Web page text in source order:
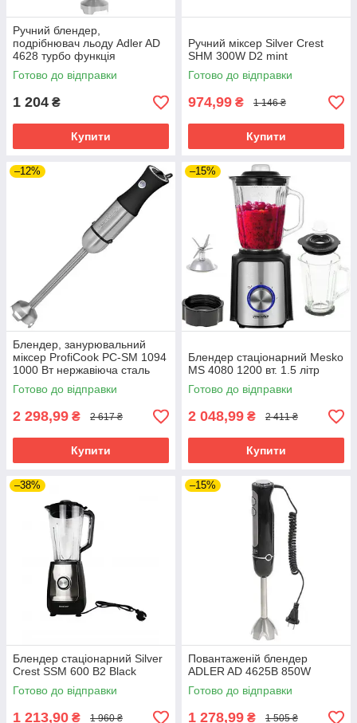
Ручний блендер,
подрібнювач льоду Adler AD
4628 турбо функція
нержавіюча сталь та
потужний двигун
Готово до відправки
1 204 ₴
Купити
Ручний міксер Silver Crest
SHM 300W D2 mint
Готово до відправки
974,99 ₴ 1 146 ₴
Купити
–12%
Блендер, занурювальний
міксер ProfiCook PC-SM 1094
1000 Вт нержавіюча сталь
Готово до відправки
2 298,99 ₴ 2 617 ₴
Купити
–15%
Блендер стаціонарний Mesko
MS 4080 1200 вт. 1.5 літр
Готово до відправки
2 048,99 ₴ 2 411 ₴
Купити
–38%
Блендер стаціонарний Silver
Crest SSM 600 B2 Black
Готово до відправки
1 213,90 ₴ 1 960 ₴
–15%
Повантаженій блендер
ADLER AD 4625B 850W
Готово до відправки
1 278,99 ₴ 1 505 ₴